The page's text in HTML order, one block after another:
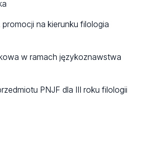
promocji na kierunku filologia
w ramach językoznawstwa
PNJF dla III roku filologii